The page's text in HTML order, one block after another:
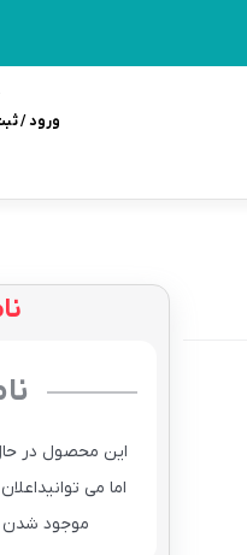
ورود /
این محصول در
اما می
موجود شدن